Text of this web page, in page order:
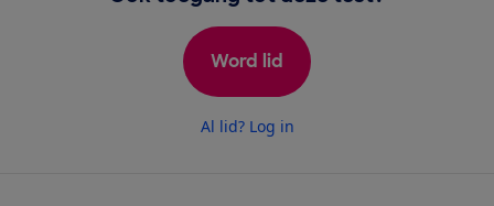
Word lid
Al lid? Log in